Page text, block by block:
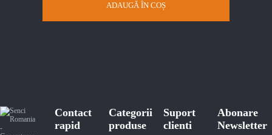
ADAUGĂ ÎN COȘ
Contact
rapid
Categorii
produse
Suport
clienti
Abonare
Newsletter